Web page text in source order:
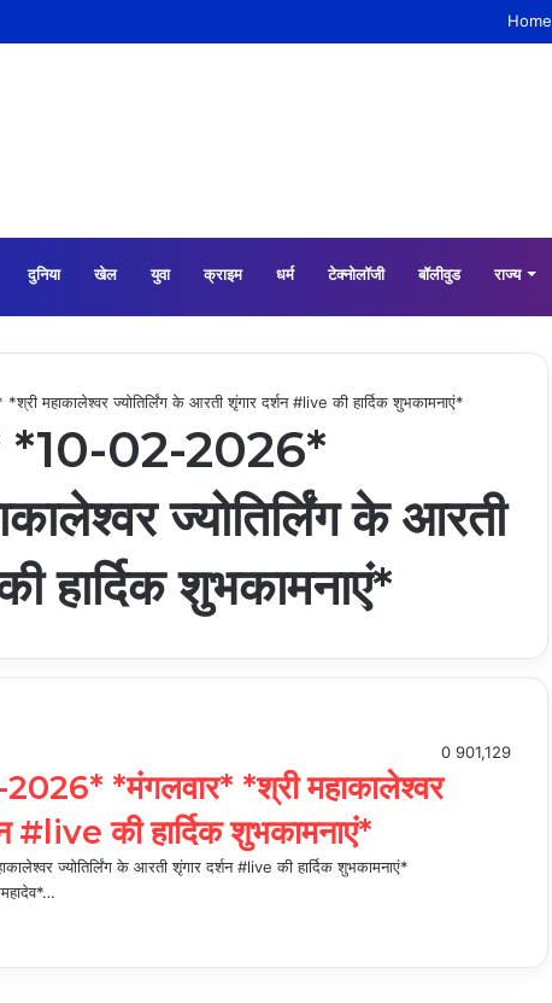
Home
दुनिया खेल युवा क्राइम धर्म टेक्नोलॉजी बॉलीवुड राज्य
महाकालेश्वर ज्योतिर्लिंग के आरती शृंगार दर्शन #live की हार्दिक शुभकामनाएं*
*10-02-2026*
ज्योतिर्लिंग के आरती
हार्दिक शुभकामनाएं*
0 901,129
*मंगलवार* *श्री महाकालेश्वर
#live की हार्दिक शुभकामनाएं*
ज्योतिर्लिंग के आरती शृंगार दर्शन #live की हार्दिक शुभकामनाएं*